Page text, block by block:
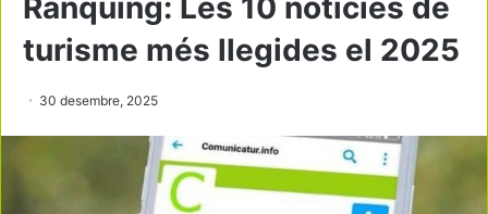
Rànquing: Les 10 notícies de
turisme més llegides el 2025
30 desembre, 2025